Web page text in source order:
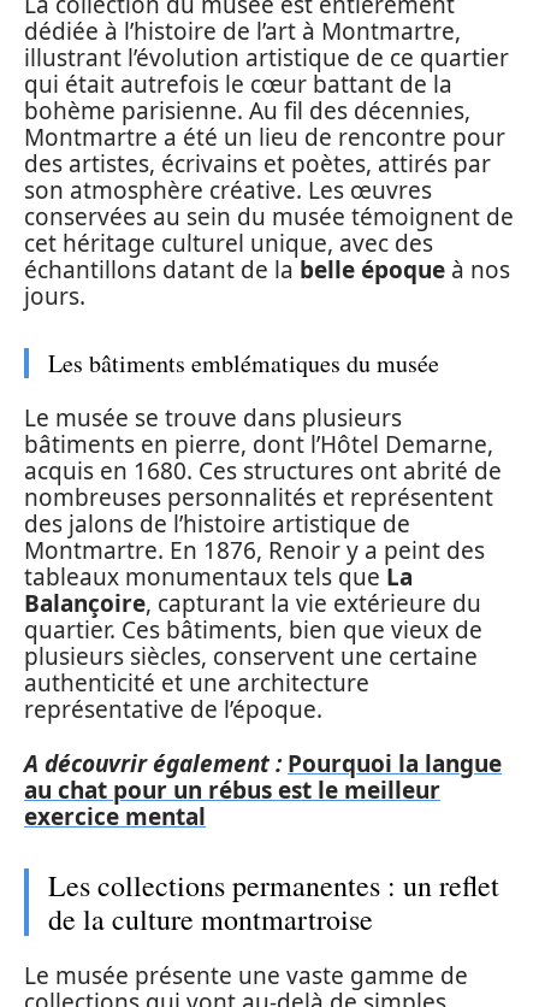
dédiée à l’histoire de l’art à Montmartre,
illustrant l’évolution artistique de ce quartier
qui était autrefois le cœur battant de la
bohème parisienne. Au fil des décennies,
Montmartre a été un lieu de rencontre pour
des artistes, écrivains et poètes, attirés par
son atmosphère créative. Les œuvres
conservées au sein du musée témoignent de
cet héritage culturel unique, avec des
échantillons datant de la belle époque à nos
jours.
Les bâtiments emblématiques du musée
Le musée se trouve dans plusieurs
bâtiments en pierre, dont l’Hôtel Demarne,
acquis en 1680. Ces structures ont abrité de
nombreuses personnalités et représentent
des jalons de l’histoire artistique de
Montmartre. En 1876, Renoir y a peint des
tableaux monumentaux tels que La
Balançoire, capturant la vie extérieure du
quartier. Ces bâtiments, bien que vieux de
plusieurs siècles, conservent une certaine
authenticité et une architecture
représentative de l’époque.
A découvrir également : Pourquoi la langue
au chat pour un rébus est le meilleur
exercice mental
Les collections permanentes : un reflet
de la culture montmartroise
Le musée présente une vaste gamme de